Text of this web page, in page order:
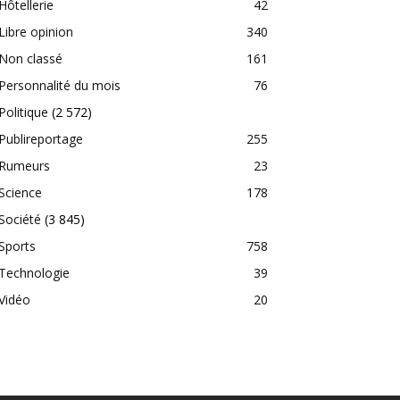
Hôtellerie
42
Libre opinion
340
Non classé
161
Personnalité du mois
76
Politique (2 572)
Publireportage
255
Rumeurs
23
178
(3 845)
758
Technologie
39
20